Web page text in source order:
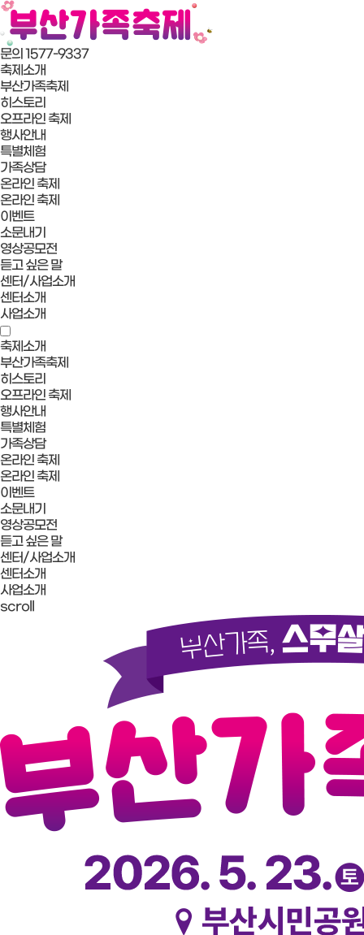
문의 1577-9337
축제소개
부산가족축제
히스토리
오프라인 축제
행사안내
특별체험
가족상담
온라인 축제
온라인 축제
이벤트
소문내기
영상공모전
듣고 싶은 말
센터/사업소개
센터소개
사업소개
축제소개
부산가족축제
히스토리
오프라인 축제
행사안내
특별체험
가족상담
온라인 축제
온라인 축제
이벤트
소문내기
영상공모전
듣고 싶은 말
센터/사업소개
센터소개
사업소개
scroll